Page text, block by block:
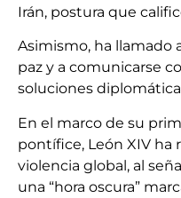
Irán, postura que
Asimismo, ha llamado
paz y a comunicarse
soluciones
En el marco de su
pontífice, León XIV ha
violencia global, al
una “hora oscura”